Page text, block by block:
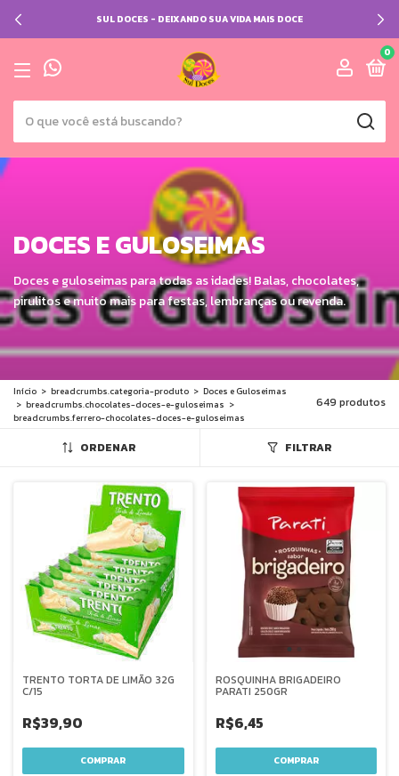
SUL DOCES - DEIXANDO SUA VIDA MAIS DOCE
0
DOCES E GULOSEIMAS
Doces e guloseimas para todas as idades! Balas, chocolates,
pirulitos e muito mais para festas, lembranças ou revenda.
Início > breadcrumbs.categoria-produto > Doces e Guloseimas
> breadcrumbs.chocolates-doces-e-guloseimas >
breadcrumbs.ferrero-chocolates-doces-e-guloseimas
649 produtos
ORDENAR FILTRAR
TRENTO TORTA DE LIMÃO 32G
C/15
R$39,90
ROSQUINHA BRIGADEIRO
PARATI 250GR
R$6,45